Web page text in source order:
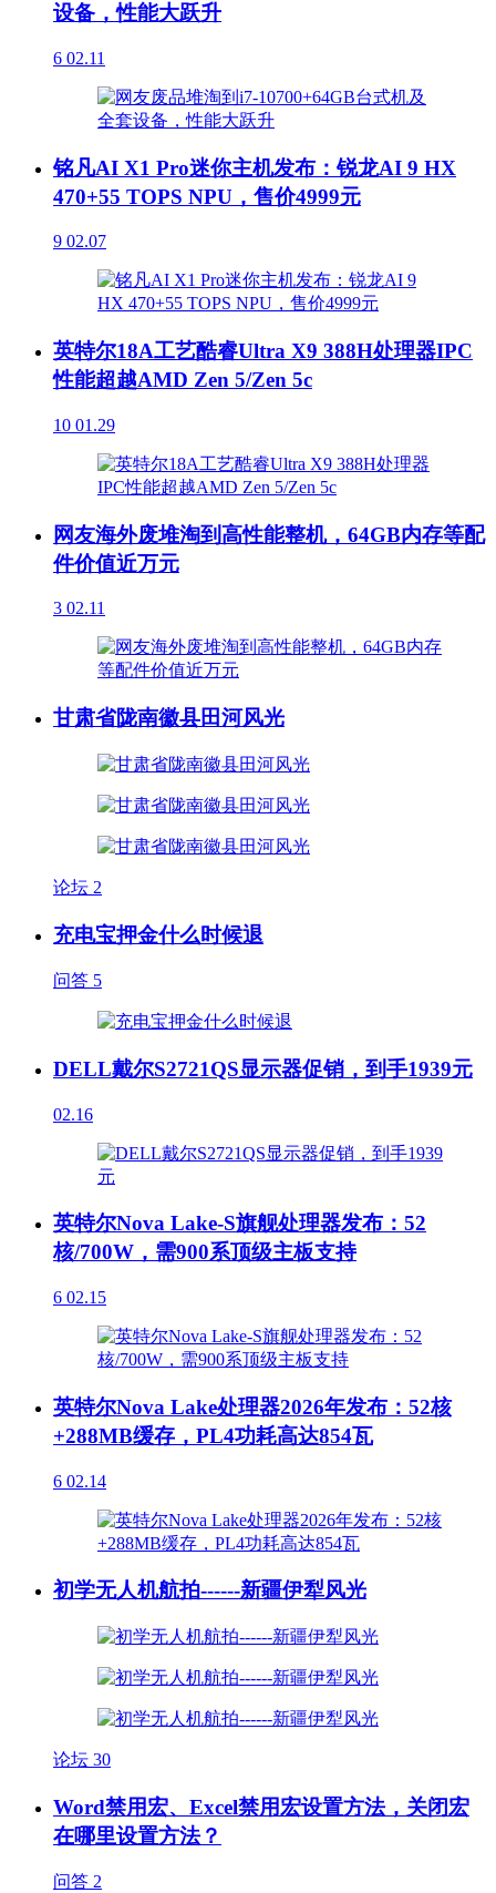
设备，性能大跃升
6 02.11
铭凡AI X1 Pro迷你主机发布：锐龙AI 9 HX
470+55 TOPS NPU，售价4999元
9 02.07
英特尔18A工艺酷睿Ultra X9 388H处理器IPC
性能超越AMD Zen 5/Zen 5c
10 01.29
网友海外废堆淘到高性能整机，64GB内存等配
件价值近万元
3 02.11
甘肃省陇南徽县田河风光
论坛 2
充电宝押金什么时候退
问答 5
DELL戴尔S2721QS显示器促销，到手1939元
02.16
英特尔Nova Lake-S旗舰处理器发布：52
核/700W，需900系顶级主板支持
6 02.15
英特尔Nova Lake处理器2026年发布：52核
+288MB缓存，PL4功耗高达854瓦
6 02.14
初学无人机航拍------新疆伊犁风光
论坛 30
Word禁用宏、Excel禁用宏设置方法，关闭宏
在哪里设置方法？
问答 2